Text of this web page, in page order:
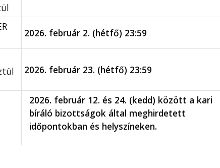
2026. február 2. (hétfő) 23:59
2026. február 23. (hétfő) 23:59
2026. február 12. és 24. (kedd) között a kari
bíráló bizottságok által meghirdetett
időpontokban és helyszíneken.